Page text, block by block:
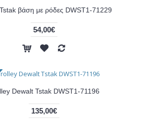
βάση με ρόδες DWST1-71229
54,00€
Dewalt Tstak DWST1-71196
135,00€